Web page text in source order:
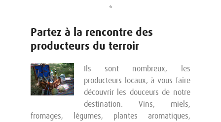
*
Partez à la rencontre des
producteurs du terroir
Ils sont nombreux, les
producteurs locaux, à vous faire
découvrir les douceurs de notre
destination. Vins, miels,
fromages, légumes, plantes aromatiques,